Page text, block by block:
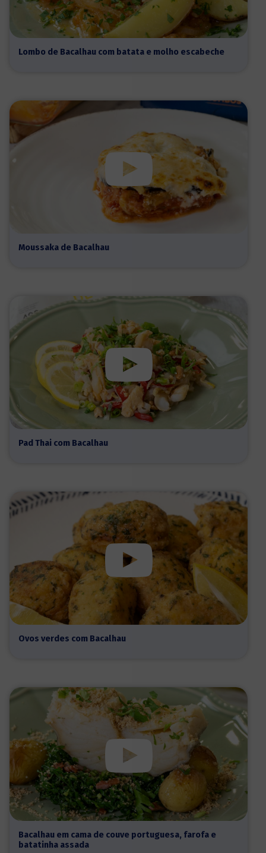
Lombo de Bacalhau com batata e molho escabeche
Moussaka de Bacalhau
Pad Thai com Bacalhau
Ovos verdes com Bacalhau
Bacalhau em cama de couve portuguesa, farofa e
batatinha assada